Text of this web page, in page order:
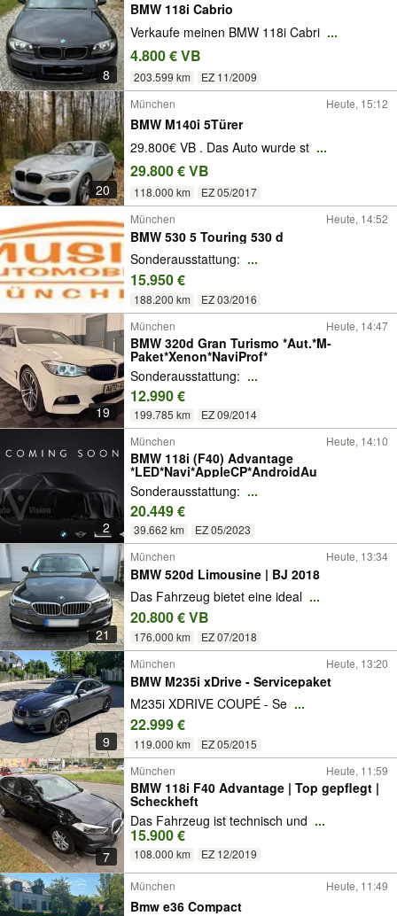
8
BMW 118i Cabrio
Verkaufe meinen BMW 118i Cabri ...
4.800 € VB
203.599 km EZ 11/2009
20
München Heute, 15:12
BMW M140i 5Türer
29.800€ VB . Das Auto wurde st ...
29.800 € VB
118.000 km
EZ 05/2017
München
Heute, 14:52
BMW 530 5 Touring 530 d
Sonderausstattung: ...
15.950 €
188.200 km EZ 03/2016
19
München Heute, 14:47
BMW 320d Gran Turismo *Aut.*M-
Paket*Xenon*NaviProf*
Sonderausstattung: ...
12.990 €
199.785 km EZ 09/2014
2
München Heute, 14:10
BMW 118i (F40) Advantage
*LED*Navi*AppleCP*AndroidAu
Sonderausstattung: ...
20.449 €
39.662 km EZ 05/2023
21
München Heute, 13:34
BMW 520d Limousine | BJ 2018
Das Fahrzeug bietet eine ideal ...
20.800 € VB
176.000 km EZ 07/2018
9
München Heute, 13:20
BMW M235i xDrive - Servicepaket
M235i XDRIVE COUPÉ - Se ...
22.999 €
119.000 km EZ 05/2015
7
München Heute, 11:59
BMW 118i F40 Advantage | Top gepflegt |
Scheckheft
Das Fahrzeug ist technisch und ...
15.900 €
108.000 km EZ 12/2019
München Heute, 11:49
Bmw e36 Compact